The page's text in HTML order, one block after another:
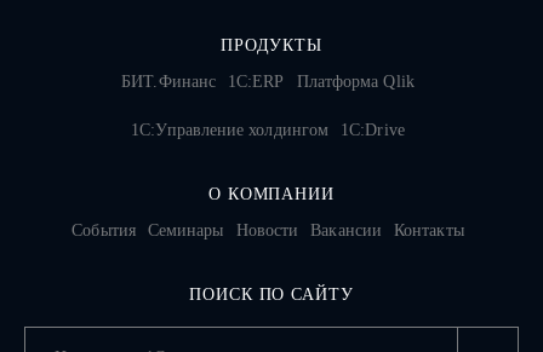
ПРОДУКТЫ
БИТ.Финанс
1С:ERP Платформа Qlik
1С:Управление холдингом 1C:Drive
О КОМПАНИИ
События
Семинары Новости Вакансии Контакты
ПОИСК ПО САЙТУ